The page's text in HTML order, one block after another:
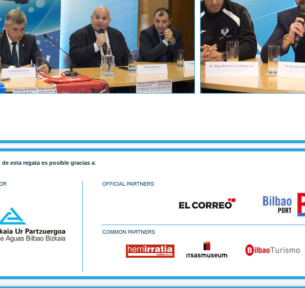
de esta regata es posible gracias a: